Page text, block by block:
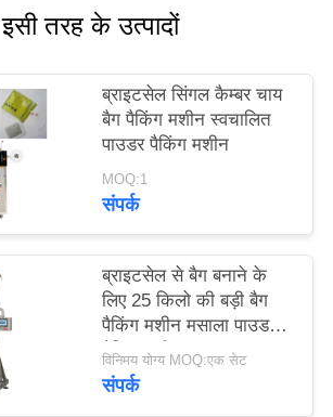
इसी तरह के उत्पादों
ब्राइटसेल सिंगल कैम्बर चाय
बैग पैकिंग मशीन स्वचालित
पाउडर पैकिंग मशीन
MOQ:1
संपर्क
ब्राइटसेल से बैग बनाने के
लिए 25 किलो की बड़ी बैग
पैकिंग मशीन मसाला पाउडर
पैकिंग मशीन
विनिमय योग्य MOQ:एक सेट
संपर्क